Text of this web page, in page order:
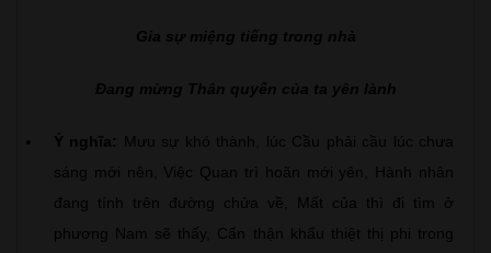
Gia sự miệng tiếng trong nhà
Đang mừng Thân quyến của ta yên lành
Ý nghĩa:
Mưu sự khó thành, lúc Cầu phải cầu lúc chưa
sáng mới nên, Việc Quan trì hoãn mới yên, Hành nhân
đang tính trên đường chửa về, Mất của thì đi tìm ở
phương Nam sẽ thấy, Cẩn thận khẩu thiệt thị phi trong